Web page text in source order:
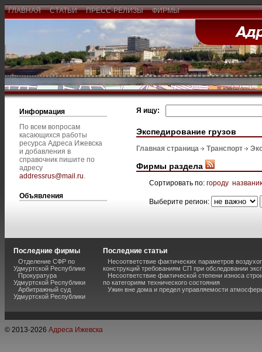
ГЛАВНАЯ СТАТЬИ ПРЕСС-РЕЛИЗЫ ФИРМЫ
Информация
По всем вопросам
касающихся работы
ресурса Адреса Ижевска
и добавления в
справочник пишите по
адресу
addressrus@mail.ru.
Объявления
Я ищу:
Экспедирование грузов
Главная страница Транспорт
Фирмы раздела
Сортировать по: городу
Выберите регион:
Последние фирмы
Отделение СФР по
Удмуртской Республике
Прокуратура
Удмуртской Республики
Арбитражный суд
Удмуртской Республики
Последние статьи
Несоответствие фактических параметров
конструкций требованиям СП при обследовании
Несоответствие фактической степени износа
по категориям технического состояния
Ужин вне дома и предел управляемости
© 2013-2026 Адреса Ижевска